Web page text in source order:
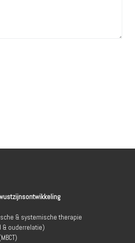
& systemische therapie
& ouderrelatie)